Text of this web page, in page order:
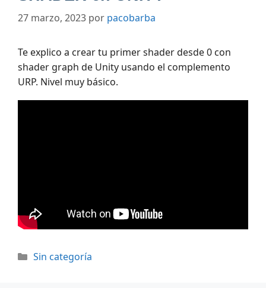
27 marzo, 2023 por pacobarba
Te explico a crear tu primer shader desde 0 con
shader graph de Unity usando el complemento
URP. Nivel muy básico.
Categorías
Sin categoría